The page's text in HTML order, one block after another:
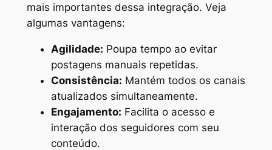
mais importantes dessa integração. Veja
algumas vantagens:
Agilidade: Poupa tempo ao evitar
postagens manuais repetidas.
Consistência: Mantém todos os canais
atualizados simultaneamente.
Engajamento: Facilita o acesso e
interação dos seguidores com seu
conteúdo.